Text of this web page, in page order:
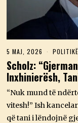
5 MAJ, 2026
M
A
J
,
2
0
2
6
POLITIKË
Scholz:
Inxhinierësh,
“Nuk mund të
vitesh!” Ish
që tani i lëndojnë